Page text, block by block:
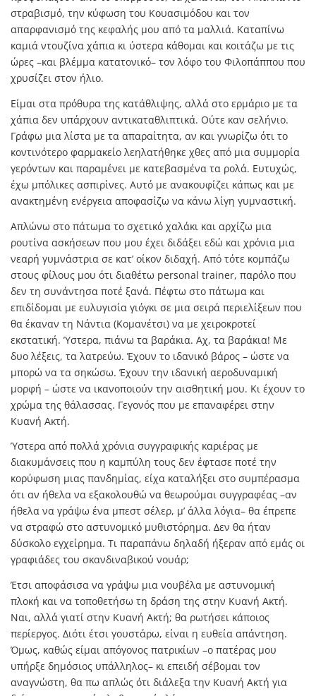
στραβισμό, την κύφωση του Κουασιμόδου και τον
απαρφανισμό της κεφαλής μου από τα μαλλιά. Καταπίνω
καμιά ντουζίνα χάπια κι ύστερα κάθομαι και κοιτάζω με τις
ώρες –και βλέμμα κατατονικό– τον λόφο του Φιλοπάππου που
χρυσίζει στον ήλιο.
Είμαι στα πρόθυρα της κατάθλιψης, αλλά στο ερμάριο με τα
χάπια δεν υπάρχουν αντικαταθλιπτικά. Ούτε καν σελήνιο.
Γράφω μια λίστα με τα απαραίτητα, αν και γνωρίζω ότι το
κοντινότερο φαρμακείο λεηλατήθηκε χθες από μια συμμορία
γερόντων και παραμένει με κατεβασμένα τα ρολά. Ευτυχώς,
έχω μπόλικες ασπιρίνες. Αυτό με ανακουφίζει κάπως και με
ανακτημένη ενέργεια αποφασίζω να κάνω λίγη γυμναστική.
Απλώνω στο πάτωμα το σχετικό χαλάκι και αρχίζω μια
ρουτίνα ασκήσεων που μου έχει διδάξει εδώ και χρόνια μια
νεαρή γυμνάστρια σε κατ’ οίκον διδαχή. Από τότε κομπάζω
στους φίλους μου ότι διαθέτω personal trainer, παρόλο που
δεν τη συνάντησα ποτέ ξανά. Πέφτω στο πάτωμα και
επιδίδομαι με ευλυγισία γιόγκι σε μια σειρά περιελίξεων που
θα έκαναν τη Νάντια (Κομανέτσι) να με χειροκροτεί
εκστατική. Ύστερα, πιάνω τα βαράκια. Αχ, τα βαράκια! Με
δυο λέξεις, τα λατρεύω. Έχουν το ιδανικό βάρος – ώστε να
μπορώ να τα σηκώσω. Έχουν την ιδανική αεροδυναμική
μορφή – ώστε να ικανοποιούν την αισθητική μου. Κι έχουν το
χρώμα της θάλασσας. Γεγονός που με επαναφέρει στην
Κυανή Ακτή.
Ύστερα από πολλά χρόνια συγγραφικής καριέρας με
διακυμάνσεις που η καμπύλη τους δεν έφτασε ποτέ την
κορύφωση μιας πανδημίας, είχα καταλήξει στο συμπέρασμα
ότι αν ήθελα να εξακολουθώ να θεωρούμαι συγγραφέας –αν
ήθελα να γράψω ένα μπεστ σέλερ, μ’ άλλα λόγια– θα έπρεπε
να στραφώ στο αστυνομικό μυθιστόρημα. Δεν θα ήταν
δύσκολο εγχείρημα. Τι παραπάνω δηλαδή ήξεραν από εμάς οι
γραφιάδες του σκανδιναβικού νουάρ;
Έτσι αποφάσισα να γράψω μια νουβέλα με αστυνομική
πλοκή και να τοποθετήσω τη δράση της στην Κυανή Ακτή.
Ναι, αλλά γιατί στην Κυανή Ακτή; θα ρωτήσει κάποιος
περίεργος. Διότι έτσι γουστάρω, είναι η ευθεία απάντηση.
Όμως, καθώς είμαι απόγονος πατρικίων –ο πατέρας μου
υπήρξε δημόσιος υπάλληλος– κι επειδή σέβομαι τον
αναγνώστη, θα πω απλώς ότι διάλεξα την Κυανή Ακτή για